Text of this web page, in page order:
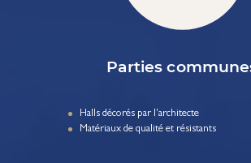
Parties
Halls décorés par l'architecte
Matériaux de qualité et résistants